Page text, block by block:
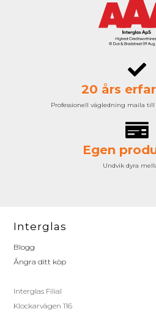
20 års
Professionell vägledning maila till
Egen
Undvik dyra
Interglas
Blogg
Ångra ditt köp
Interglas Filial
Klockarvägen 116